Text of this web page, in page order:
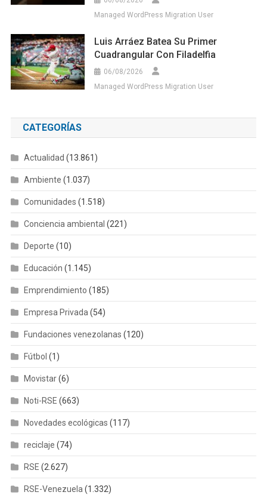
Managed WordPress Migration User
Luis Arráez Batea Su Primer
Cuadrangular Con Filadelfia
06/08/2026
Managed WordPress Migration User
CATEGORÍAS
Actualidad (13.861)
Ambiente (1.037)
Comunidades (1.518)
Conciencia ambiental (221)
Deporte (10)
Educación (1.145)
Emprendimiento (185)
Empresa Privada(54)
Fundaciones venezolanas (120)
Fútbol (1)
Movistar(6)
Noti-RSE (663)
Novedades ecológicas (117)
reciclaje (74)
RSE (2.627)
RSE-Venezuela(1.332)